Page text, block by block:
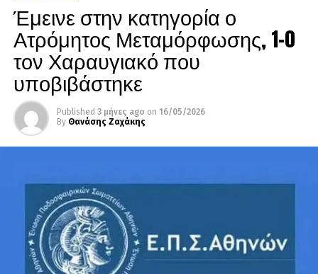
Έμεινε στην κατηγορία ο
Ατρόμητος Μεταμόρφωσης, 1-0
τον Χαραυγιακό που
υποβιβάστηκε
Published 3 μήνες ago on 16/05/2026
By Θανάσης Ζαχάκης